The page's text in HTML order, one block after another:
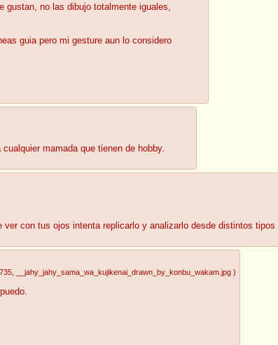
gustan, no las dibujo totalmente iguales,
guia pero mi gesture aun lo considero
mamada que tienen de hobby.
con tus ojos intenta replicarlo y analizarlo desde distintos tipos
, __jahy_jahy_sama_wa_kujikenai_drawn_by_konbu_wakam.jpg )